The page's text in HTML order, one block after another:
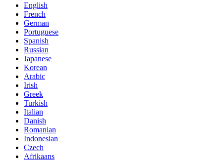
English
French
German
Portuguese
Spanish
Russian
Japanese
Korean
Arabic
Irish
Greek
Turkish
Italian
Danish
Romanian
Indonesian
Czech
Afrikaans